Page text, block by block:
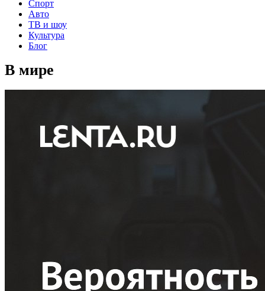
Спорт
Авто
ТВ и шоу
Культура
Блог
В мире